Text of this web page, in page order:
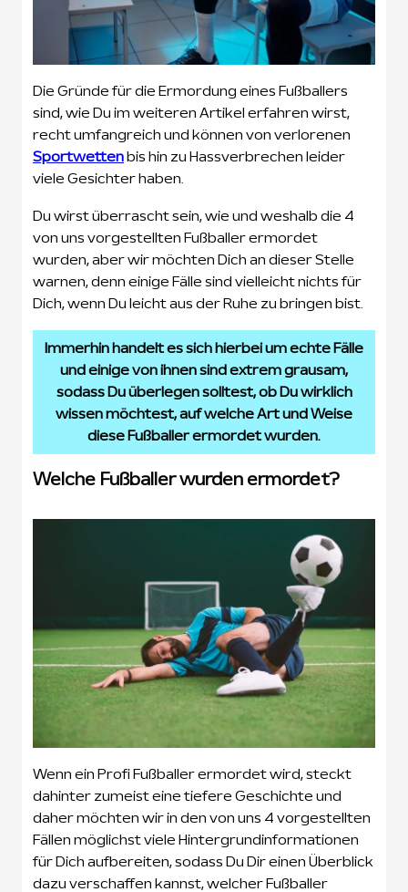
Die Gründe für die Ermordung eines Fußballers
sind, wie Du im weiteren Artikel erfahren wirst,
recht umfangreich und können von verlorenen
Sportwetten bis hin zu Hassverbrechen leider
viele Gesichter haben.
Du wirst überrascht sein, wie und weshalb die 4
von uns vorgestellten Fußballer ermordet
wurden, aber wir möchten Dich an dieser Stelle
warnen, denn einige Fälle sind vielleicht nichts für
Dich, wenn Du leicht aus der Ruhe zu bringen bist.
Immerhin handelt es sich hierbei um echte Fälle
und einige von ihnen sind extrem grausam,
sodass Du überlegen solltest, ob Du wirklich
wissen möchtest, auf welche Art und Weise
diese Fußballer ermordet wurden.
Welche Fußballer wurden ermordet?
Wenn ein Profi Fußballer ermordet wird, steckt
dahinter zumeist eine tiefere Geschichte und
daher möchten wir in den von uns 4 vorgestellten
Fällen möglichst viele Hintergrundinformationen
für Dich aufbereiten, sodass Du Dir einen Überblick
dazu verschaffen kannst, welcher Fußballer